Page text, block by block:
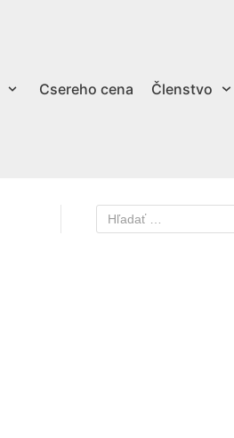
Csereho cena Členstvo